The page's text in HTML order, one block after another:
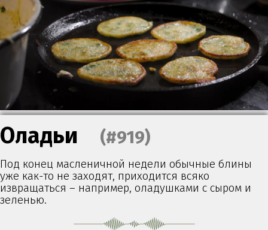
Оладьи (#919)
Под конец масленичной недели обычные блины
уже как-то не заходят, приходится всяко
извращаться – например, оладушками с сыром и
зеленью.